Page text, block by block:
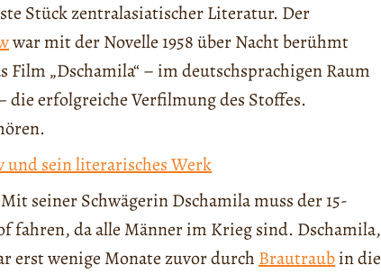
Stück zentralasiatischer Literatur. Der
war mit der Novelle 1958 über Nacht berühmt
„Dschamila“ – im deutschsprachigen Raum
die erfolgreiche Verfilmung des Stoffes.
und sein literarisches Werk
seiner Schwägerin Dschamila muss der 15-
fahren, da alle Männer im Krieg sind. Dschamila,
erst wenige Monate zuvor durch Brautraubin die